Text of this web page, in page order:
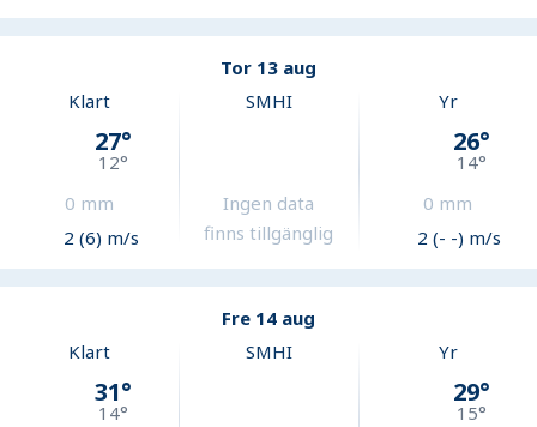
Tor 13 aug
Klart
27°
12°
0 mm
2 (6) m/s
SMHI
Ingen data
finns tillgänglig
Yr
26°
14°
0 mm
2 (- -) m/s
Fre 14 aug
Klart
31°
14°
SMHI Yr
29°
15°